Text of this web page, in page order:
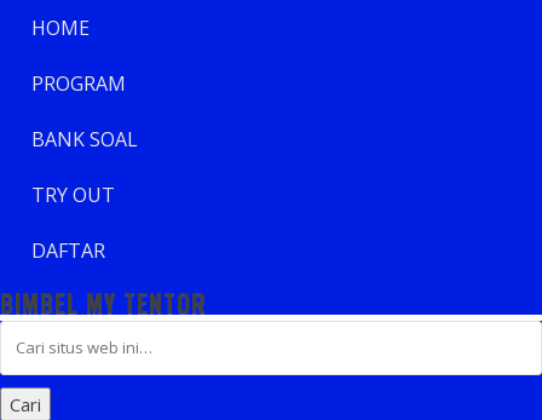
HOME
PROGRAM
BANK SOAL
TRY OUT
DAFTAR
BIMBEL MY TENTOR